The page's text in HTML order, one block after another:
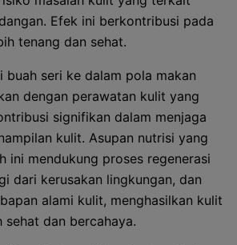
Efek ini berkontribusi pada
tenang dan sehat.
buah seri ke dalam pola makan
dengan perawatan kulit yang
signifikan dalam menjaga
kulit. Asupan nutrisi yang
ini mendukung proses regenerasi
dari kerusakan lingkungan, dan
alami kulit, menghasilkan kulit
dan bercahaya.